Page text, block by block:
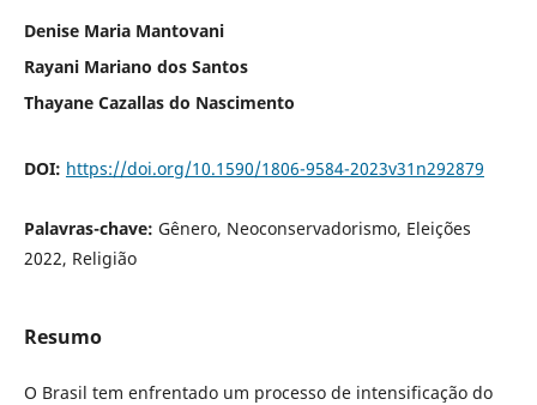
Denise Maria Mantovani
Rayani Mariano dos Santos
Thayane Cazallas do Nascimento
DOI: https://doi.org/10.1590/1806-9584-2023v31n292879
Palavras-chave: Gênero, Neoconservadorismo, Eleições
2022, Religião
Resumo
O Brasil tem enfrentado um processo de intensificação do